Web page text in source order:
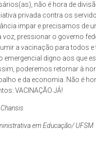
não é hora de
privada contra os
impar e precisamos de
pressionar o governo
a vacinação para todos e
emergencial digno aos que
poderemos retornar à
e da economia. Não é
VACINAÇÃO JÁ!
em Educação/ UFSM